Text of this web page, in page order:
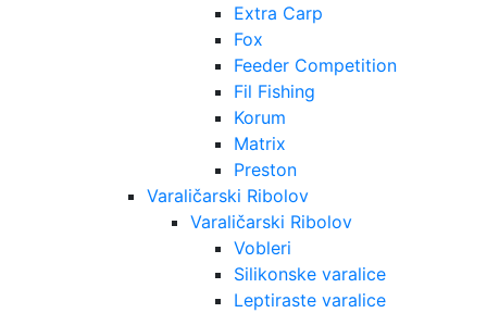
Extra Carp
Fox
Feeder Competition
Fil Fishing
Korum
Matrix
Preston
Varaličarski Ribolov
Varaličarski Ribolov
Vobleri
Silikonske varalice
Leptiraste varalice